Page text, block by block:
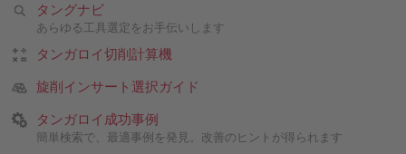
タングナビ
あらゆる工具選定をお手伝いします
タンガロイ切削計算機
旋削インサート選択ガイド
タンガロイ成功事例
簡単検索で、最適事例を発見。改善のヒントが得られます